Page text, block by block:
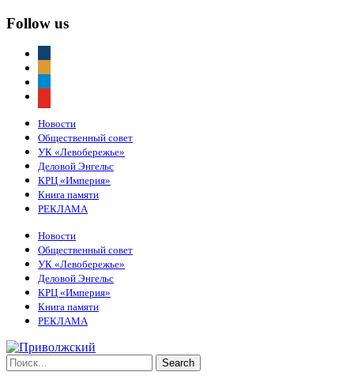
Follow us
Новости
Общественный совет
УК «Левобережье»
Деловой Энгельс
КРЦ «Империя»
Книга памяти
РЕКЛАМА
Новости
Общественный совет
УК «Левобережье»
Деловой Энгельс
КРЦ «Империя»
Книга памяти
РЕКЛАМА